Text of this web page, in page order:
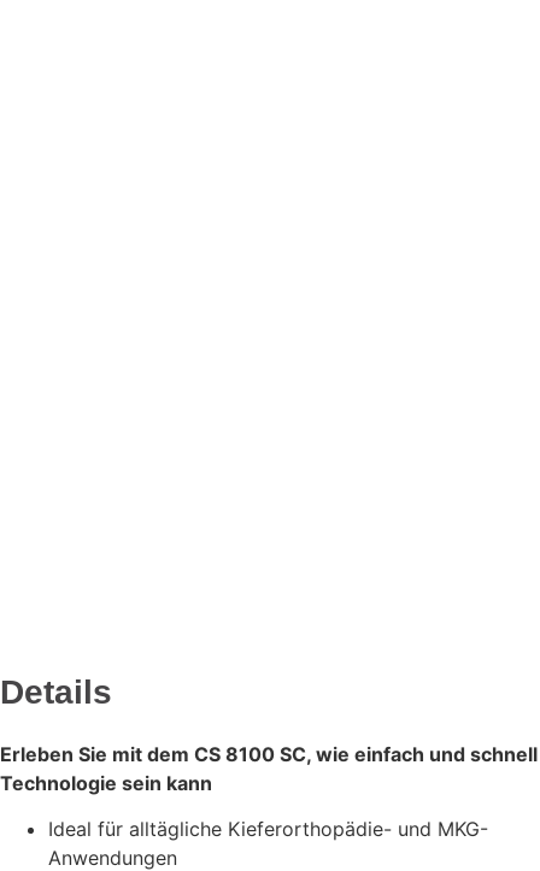
Details
Erleben Sie mit dem CS 8100 SC, wie einfach und schnell
Technologie sein kann
Ideal für alltägliche Kieferorthopädie- und MKG-
Anwendungen